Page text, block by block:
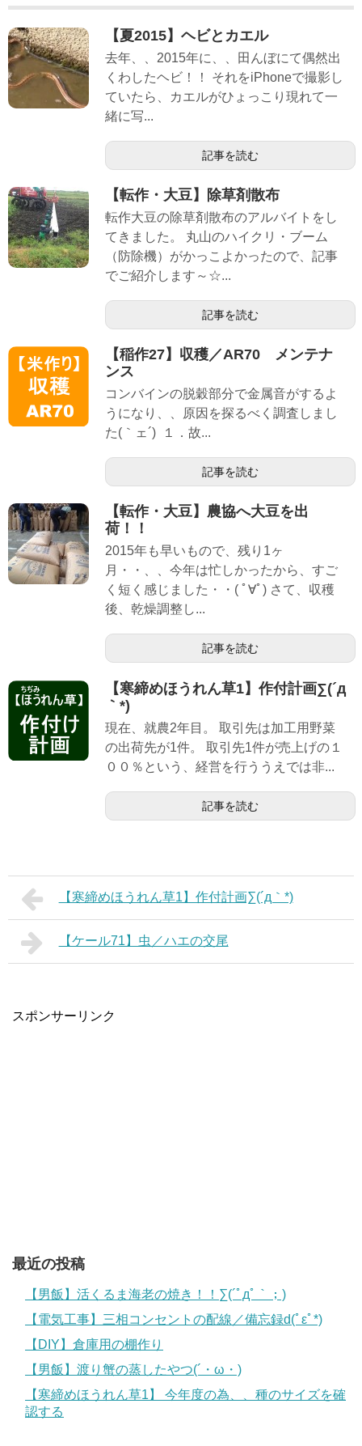
【夏2015】ヘビとカエル
去年、、2015年に、、田んぼにて偶然出
くわしたヘビ！！ それをiPhoneで撮影し
ていたら、カエルがひょっこり現れて一
緒に写...
記事を読む
【転作・大豆】除草剤散布
転作大豆の除草剤散布のアルバイトをし
てきました。 丸山のハイクリ・ブーム
（防除機）がかっこよかったので、記事
でご紹介します～☆...
記事を読む
【稲作27】収穫／AR70 メンテナ
ンス
コンバインの脱穀部分で金属音がするよ
うになり、、原因を探るべく調査しまし
た(｀ェ´) １．故...
記事を読む
【転作・大豆】農協へ大豆を出
荷！！
2015年も早いもので、残り1ヶ
月・・、、今年は忙しかったから、すご
く短く感じました・・( ﾟ∀ﾟ) さて、収穫
後、乾燥調整し...
記事を読む
【寒締めほうれん草1】作付計画∑(´д
｀*)
現在、就農2年目。 取引先は加工用野菜
の出荷先が1件。 取引先1件が売上げの１
００％という、経営を行ううえでは非...
記事を読む
【寒締めほうれん草1】作付計画∑(´д｀*)
【ケール71】虫／ハエの交尾
スポンサーリンク
最近の投稿
【男飯】活くるま海老の焼き！！∑(´ﾟдﾟ｀；)
【電気工事】三相コンセントの配線／備忘録d(ﾟεﾟ*)
【DIY】倉庫用の棚作り
【男飯】渡り蟹の蒸したやつ(´・ω・)
【寒締めほうれん草1】 今年度の為、、種のサイズを確
認する